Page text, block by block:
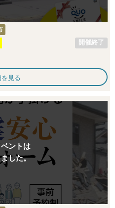
開催終了
見る
ントは
した。